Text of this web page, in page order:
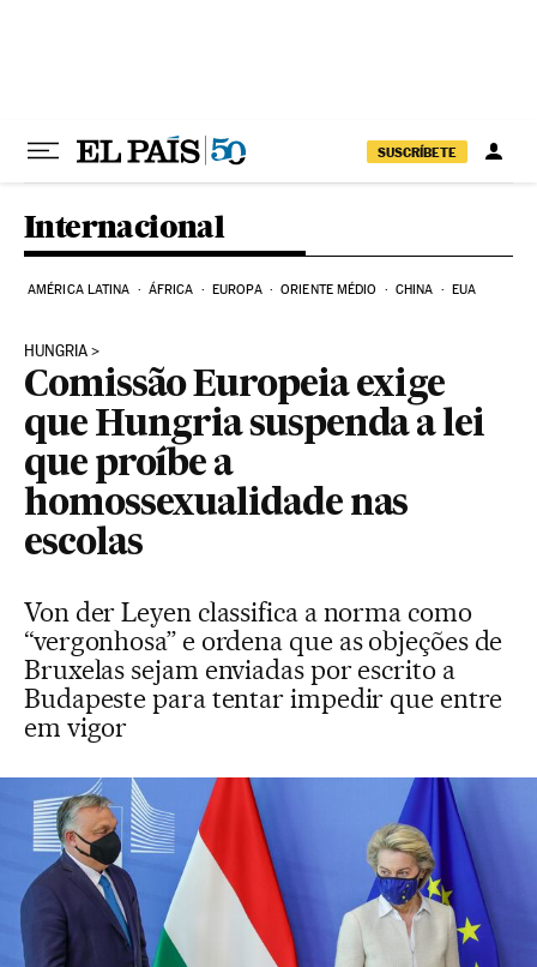
SUSCRÍBETE
Internacional
AMÉRICA LATINA ÁFRICA EUROPA ORIENTE MÉDIO CHINA EUA
HUNGRIA
Comissão Europeia exige
que Hungria suspenda a lei
que proíbe a
homossexualidade nas
escolas
Von der Leyen classifica a norma como
“vergonhosa” e ordena que as objeções de
Bruxelas sejam enviadas por escrito a
Budapeste para tentar impedir que entre
em vigor